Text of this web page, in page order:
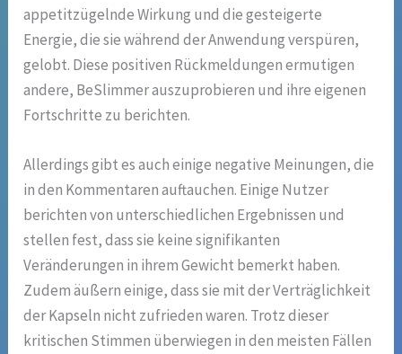
appetitzügelnde Wirkung und die gesteigerte
Energie, die sie während der Anwendung verspüren,
gelobt. Diese positiven Rückmeldungen ermutigen
andere, BeSlimmer auszuprobieren und ihre eigenen
Fortschritte zu berichten.
Allerdings gibt es auch einige negative Meinungen, die
in den Kommentaren auftauchen. Einige Nutzer
berichten von unterschiedlichen Ergebnissen und
stellen fest, dass sie keine signifikanten
Veränderungen in ihrem Gewicht bemerkt haben.
Zudem äußern einige, dass sie mit der Verträglichkeit
der Kapseln nicht zufrieden waren. Trotz dieser
kritischen Stimmen überwiegen in den meisten Fällen